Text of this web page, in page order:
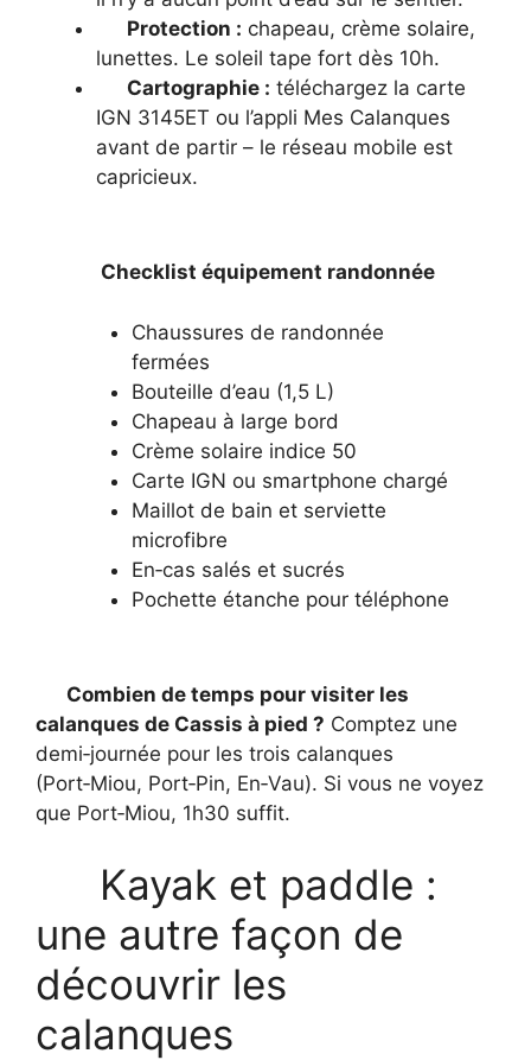
Protection : chapeau, crème solaire,
lunettes. Le soleil tape fort dès 10h.
Cartographie : téléchargez la carte
IGN 3145ET ou l’appli Mes Calanques
avant de partir – le réseau mobile est
capricieux.
Checklist équipement randonnée
Chaussures de randonnée
fermées
Bouteille d’eau (1,5 L)
Chapeau à large bord
Crème solaire indice 50
Carte IGN ou smartphone chargé
Maillot de bain et serviette
microfibre
En‑cas salés et sucrés
Pochette étanche pour téléphone
Combien de temps pour visiter les
calanques de Cassis à pied ? Comptez une
demi‑journée pour les trois calanques
(Port‑Miou, Port‑Pin, En‑Vau). Si vous ne voyez
que Port‑Miou, 1h30 suffit.
Kayak et paddle :
une autre façon de
découvrir les
calanques